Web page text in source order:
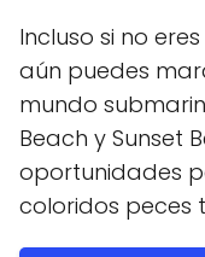
Incluso si no
aún puedes
mundo
Beach y Sunset
oportunidades
coloridos peces